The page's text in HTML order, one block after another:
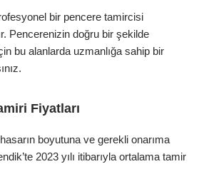
bir pencere tamircisi
Pencerenizin doğru bir şekilde
bu alanlarda uzmanlığa sahip bir
Fiyatları
boyutuna ve gerekli onarıma
2023 yılı itibarıyla ortalama tamir